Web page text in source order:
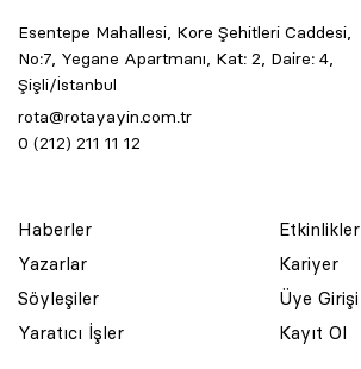
Esentepe Mahallesi, Kore Şehitleri Caddesi,
No:7, Yegane Apartmanı, Kat: 2, Daire: 4,
Şişli/İstanbul
rota@rotayayin.com.tr
0 (212) 211 11 12
Haberler
Yazarlar
Söyleşiler
Yaratıcı İşler
Etkinlikler
Kariyer
Üye Girişi
Kayıt Ol